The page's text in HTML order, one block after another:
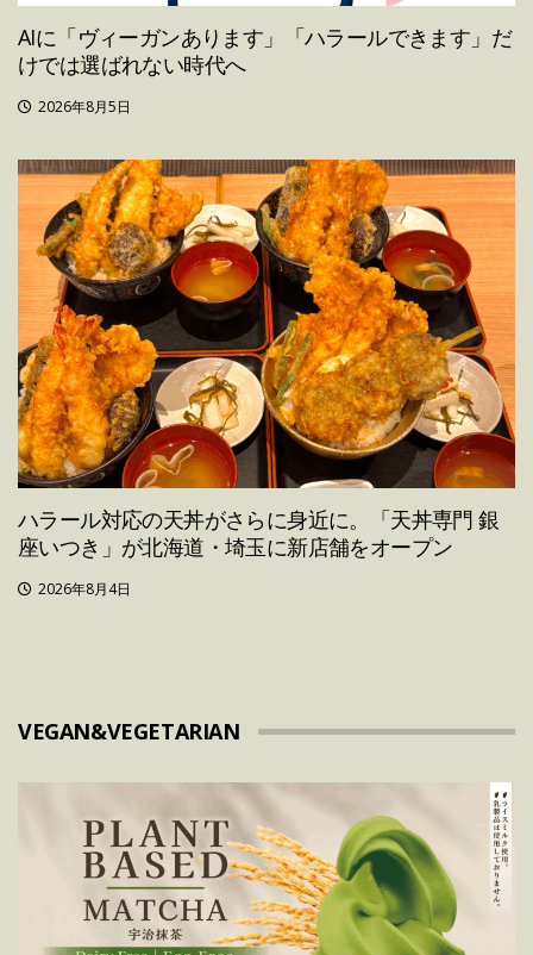
AIに「ヴィーガンあります」「ハラールできます」だ
けでは選ばれない時代へ
2026年8月5日
ハラール対応の天丼がさらに身近に。「天丼専門 銀
座いつき」が北海道・埼玉に新店舗をオープン
2026年8月4日
VEGAN&VEGETARIAN